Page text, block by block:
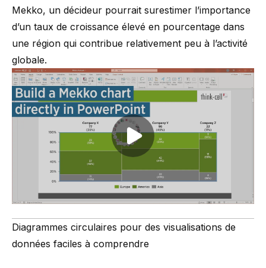
Mekko, un décideur pourrait surestimer l’importance
d’un taux de croissance élevé en pourcentage dans
une région qui contribue relativement peu à l’activité
globale.
Play video
Diagrammes circulaires pour des visualisations de
données faciles à comprendre